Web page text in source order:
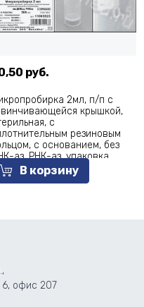
руб.
2мл, п/п с
крышкой,
с
резиновым
с основанием, без
аз, РНК-аз, упаковка
1000шт, Aptaca
В корзину
6, офис 207